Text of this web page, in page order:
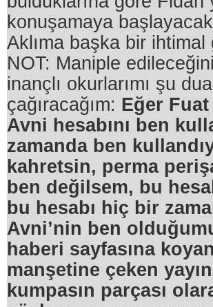
konuşamaya
Aklıma başka bir
NOT: Maniple
inançlı okurlarımı şu
çağıracağım: Eğer
Avni hesabını ben
zamanda ben
kahretsin, perma
ben değilsem, bu
bu hesabı hiç bir
Avni’nin ben
haberi sayfasına
manşetine çeken
kumpasın parçası